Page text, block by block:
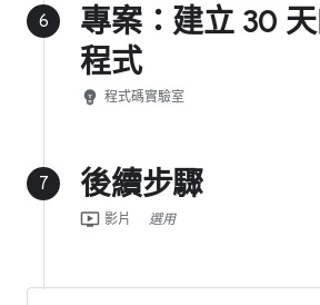
6
專案：建立 30
程式
emoji_objects 程式碼實驗室
7 後續步驟
ondemand_video 影片 選用